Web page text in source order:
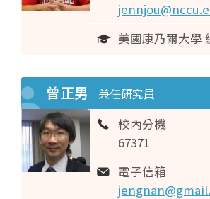
美國康乃爾大學
曾正男 兼任研究員
校內分機
67371
電子信箱